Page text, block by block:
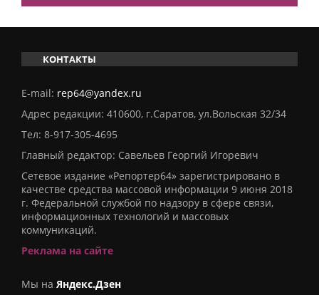
КОНТАКТЫ
E-mail: rep64@yandex.ru
Адрес редакции: 410600, г.Саратов, ул.Вольская 32/34
Тел: 8-917-305-4695
Главный редактор: Савельев Георгий Игоревич
Сетевое издание «Репортер64» зарегистрировано в
качестве средства массовой информации 9 июня 2018
г. Федеральной службой по надзору в сфере связи,
информационных технологий и массовых
коммуникаций.
Реклама на сайте
Мы на Яндекс.Дзен